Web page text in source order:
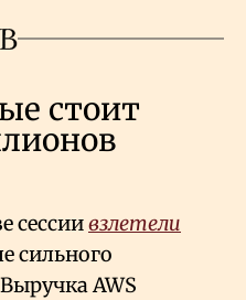
стоит
сессиивзлетели
сильного
AWS